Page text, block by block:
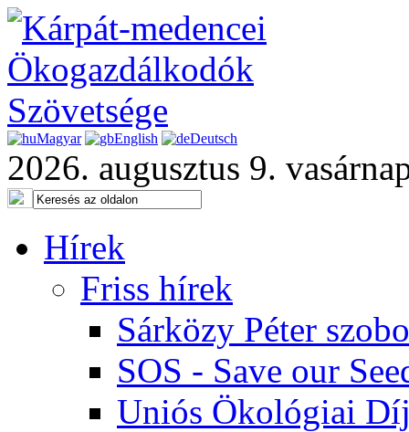
Magyar English Deutsch
2026. augusztus 9.
Hírek
Friss hírek
Sárközy Péter
SOS - Save our
Uniós Ökológiai